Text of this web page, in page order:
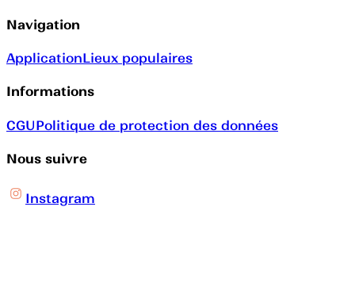
Navigation
ApplicationLieux populaires
Informations
CGUPolitique de protection des données
Nous suivre
Instagram